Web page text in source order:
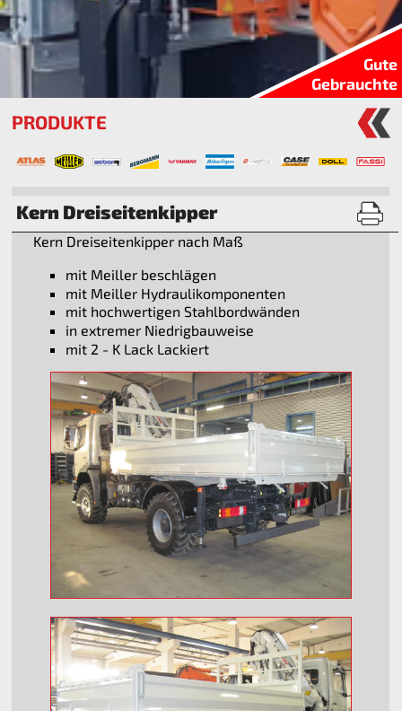
Gute
Gebrauchte
PRODUKTE
Kern Dreiseitenkipper
Kern Dreiseitenkipper nach Maß
mit Meiller beschlägen
mit Meiller Hydraulikomponenten
mit hochwertigen Stahlbordwänden
in extremer Niedrigbauweise
mit 2 - K Lack Lackiert